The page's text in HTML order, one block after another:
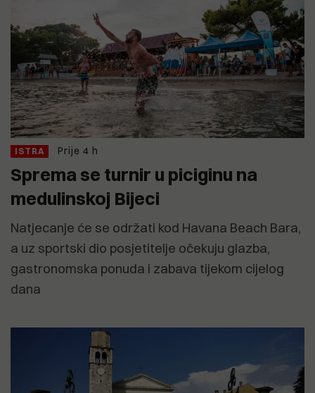
ISTRA Prije 4 h
Sprema se turnir u piciginu na
medulinskoj Bijeci
Natjecanje će se održati kod Havana Beach Bara,
a uz sportski dio posjetitelje očekuju glazba,
gastronomska ponuda i zabava tijekom cijelog
dana